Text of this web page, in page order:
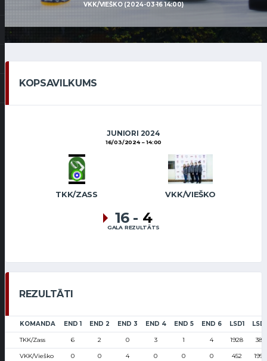
VKK/VIEŠKO (2024-03-16 14:00)
KOPSAVILKUMS
JUNIORI 2024
16/03/2024 14:00
TKK/ZASS VKK/VIEŠKO
16 - 4
GALA REZULTĀTS
REZULTĀTI
KOMANDA END 1 END 2 END 3 END 4 END 5 END 6 LSD1
TKK/Zass 6 2 0 3 1 4 1928 383
VKK/Vieško 0 0 4 0 0 0 452 1996